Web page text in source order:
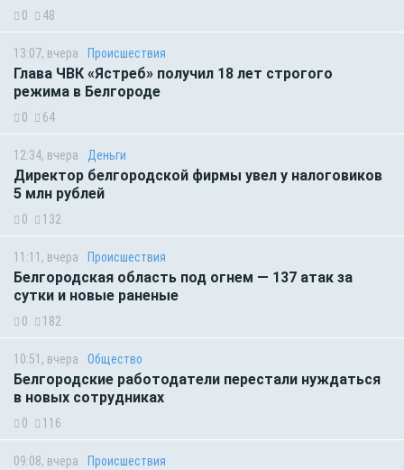
0 48
13:07, вчера Происшествия
Глава ЧВК «Ястреб» получил 18 лет строгого
режима в Белгороде
0 64
12:34, вчера Деньги
Директор белгородской фирмы увел у налоговиков
5 млн рублей
0 132
11:11, вчера Происшествия
Белгородская область под огнем — 137 атак за
сутки и новые раненые
0 182
10:51, вчера Общество
Белгородские работодатели перестали нуждаться
в новых сотрудниках
0 116
09:08, вчера Происшествия